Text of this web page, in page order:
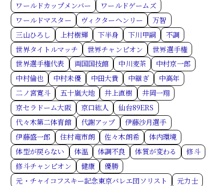
ワールドカップメンバー
ワールドゲームズ
ワールドマスター
ヴィクターヘンリー
万智
三山ひろし
上村樹輝 下半身 下川甲嗣
不調
世界タイトルマッチ
世界チャンピオン
世界選手権
世界選手権代表
両国国技館 中川麦茶
中村京一郎
中村倫也
中村未優 中田大貴 中継ぎ
中高年
二ノ宮寛斗
五十嵐大地 井上直樹
井岡一翔
京セラドーム大阪
京口紘人
仙台89ERS
代々木第二体育館
代謝アップ
伊藤沙月選手
伊藤盛一郎
住村竜市朗 佐々木朗希
体内環境
体型が戻らない
体温 体調不良 体質が変わる
修斗
修斗チャンピオン
健康
優勝
元・チャイコフスキー記念東京バレエ団ソリスト
元力士